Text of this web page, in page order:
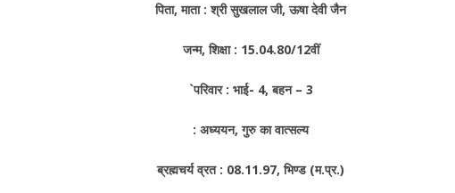
पिता, माता : श्री सुखलाल जी, ऊषा देवी जैन
जन्म, शिक्षा : 15.04.80/12वीं
`परिवार : भाई- 4, बहन – 3
: अध्ययन, गुरु का वात्सल्य
ब्रह्मचर्य व्रत : 08.11.97, भिण्ड (म.प्र.)